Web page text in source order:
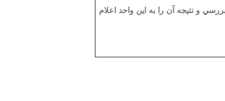
و نتيجه آن را به اين واحد اعلام